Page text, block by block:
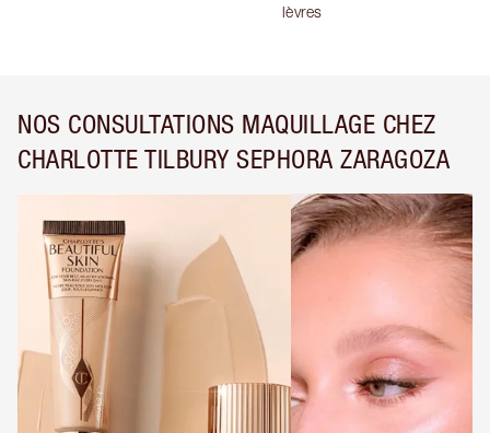
lèvres
NOS CONSULTATIONS MAQUILLAGE CHEZ
CHARLOTTE TILBURY SEPHORA ZARAGOZA